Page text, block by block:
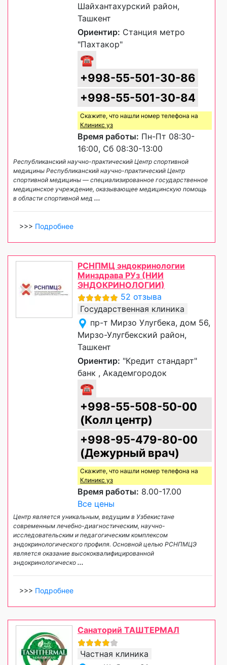
Шайхантахурский район,
Ташкент
Ориентир: Станция метро
"Пахтакор"
☎
+998-55-501-30-86
+998-55-501-30-84
Скажите, что нашли номер телефона на
Клиникс уз
Время работы: Пн-Пт 08:30-
16:00, Сб 08:30-13:00
Республиканский научно-практический Центр спортивной
медицины Республиканский научно-практический Центр
спортивной медицины — специализированное государственное
медицинское учреждение, оказывающее медицинскую помощь
в области спортивной мед ...
>>> Подробнее
РСНПМЦ эндокринологии
Минздрава РУз (НИИ
ЭНДОКРИНОЛОГИИ)
52 отзыва
Государственная клиника
пр-т Мирзо Улугбека, дом 56,
Мирзо-Улугбекский район,
Ташкент
Ориентир: "Кредит стандарт"
банк , Академгородок
☎
+998-55-508-50-00
(Колл центр)
+998-95-479-80-00
(Дежурный врач)
Скажите, что нашли номер телефона на
Клиникс уз
Время работы: 8.00-17.00
Все цены
Центр является уникальным, ведущим в Узбекистане
современным лечебно-диагностическим, научно-
исследовательским и педагогическим комплексом
эндокринологического профиля. Основной целью РСНПМЦЭ
является оказание высококвалифицированной
эндокринологическо ...
>>> Подробнее
Санаторий ТАШТЕРМАЛ
Частная клиника